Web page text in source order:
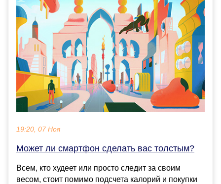
19:20, 07 Ноя
Может ли смартфон сделать вас толстым?
Всем, кто худеет или просто следит за своим
весом, стоит помимо подсчета калорий и покупки